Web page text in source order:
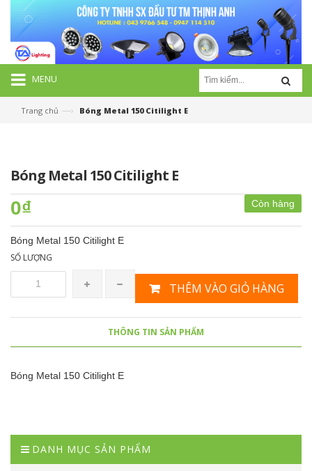
MENU
Trang chủ —› Bóng Metal 150 Citilight E
Bóng Metal 150 Citilight E
Còn hàng
0₫
Bóng Metal 150 Citilight E
SỐ LƯỢNG
THÊM VÀO GIỎ HÀNG
THÔNG TIN SẢN PHẨM
Bóng Metal 150 Citilight E
DANH MỤC SẢN PHẨM